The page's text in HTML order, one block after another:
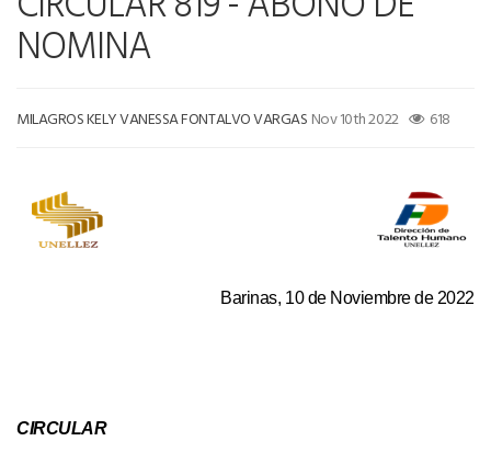
NOMINA
MILAGROS KELY VANESSA FONTALVO VARGAS Nov 10th 2022 618
Barinas, 10 de Noviembre de 2022
CIRCULAR